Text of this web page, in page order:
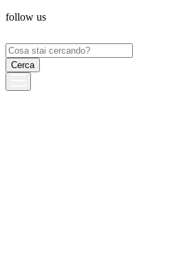
follow us
Ricerca
per: